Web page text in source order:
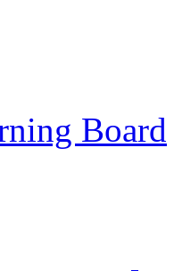
Board